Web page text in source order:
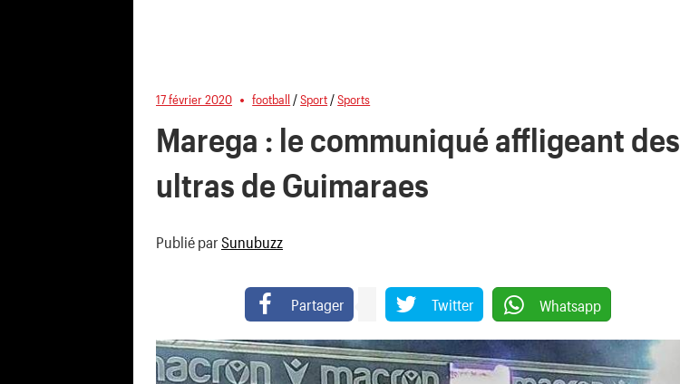
17 février 2020 football /Sport /Sports
Marega : le communiqué affligeant des
ultras de Guimaraes
Publié par Sunubuzz
Partager Twitter Whatsapp